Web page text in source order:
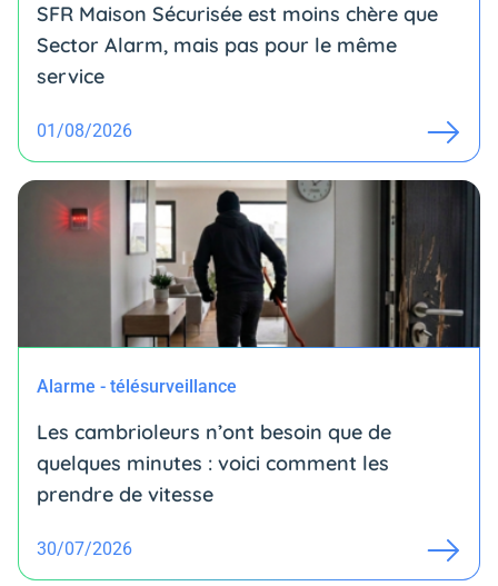
SFR Maison Sécurisée est moins chère que
Sector Alarm, mais pas pour le même
service
01/08/2026
Alarme - télésurveillance
Les cambrioleurs n’ont besoin que de
quelques minutes : voici comment les
prendre de vitesse
30/07/2026